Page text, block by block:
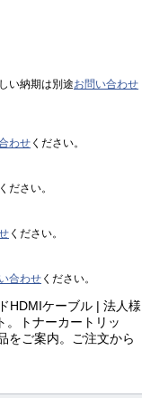
い納期は別途お問い合わせ
わせ ください。
ください。
ください。
合わせ ください。
HDMIケーブル | 法人様
。トナーカートリッ
をご案内。ご注文から